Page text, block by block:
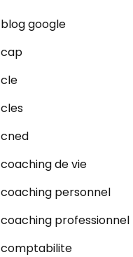
blog google
cap
cle
cles
cned
coaching de vie
coaching personnel
coaching professionnel
comptabilite